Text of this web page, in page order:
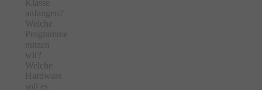
Klasse
anfangen?
Welche
Programme
nutzen
wir?
Welche
Hardware
soll es